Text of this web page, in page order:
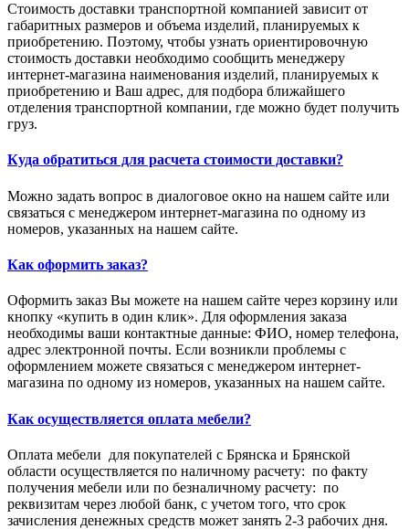
Стоимость доставки транспортной компанией зависит от
габаритных размеров и объема изделий, планируемых к
приобретению. Поэтому, чтобы узнать ориентировочную
стоимость доставки необходимо сообщить менеджеру
интернет-магазина наименования изделий, планируемых к
приобретению и Ваш адрес, для подбора ближайшего
отделения транспортной компании, где можно будет получить
груз.
Куда обратиться для расчета стоимости доставки?
Можно задать вопрос в диалоговое окно на нашем сайте или
связаться с менеджером интернет-магазина по одному из
номеров, указанных на нашем сайте.
Как оформить заказ?
Оформить заказ Вы можете на нашем сайте через корзину или
кнопку «купить в один клик». Для оформления заказа
необходимы ваши контактные данные: ФИО, номер телефона,
адрес электронной почты. Если возникли проблемы с
оформлением можете связаться с менеджером интернет-
магазина по одному из номеров, указанных на нашем сайте.
Как осуществляется оплата мебели?
Оплата мебели для покупателей с Брянска и Брянской
области осуществляется по наличному расчету: по факту
получения мебели или по безналичному расчету: по
реквизитам через любой банк, с учетом того, что срок
зачисления денежных средств может занять 2-3 рабочих дня.